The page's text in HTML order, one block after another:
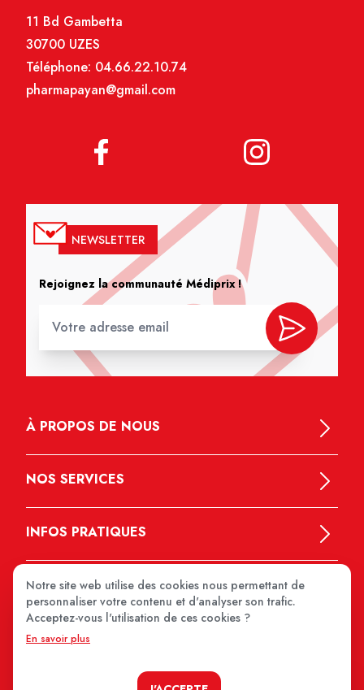
11 Bd Gambetta
30700 UZES
Téléphone: 04.66.22.10.74
pharmapayan@gmail.com
NEWSLETTER
Rejoignez la communauté Médiprix !
À PROPOS DE NOUS
NOS SERVICES
INFOS PRATIQUES
Notre site web utilise des cookies nous permettant de
personnaliser votre contenu et d'analyser son trafic.
Acceptez-vous l'utilisation de ces cookies ?
En savoir plus